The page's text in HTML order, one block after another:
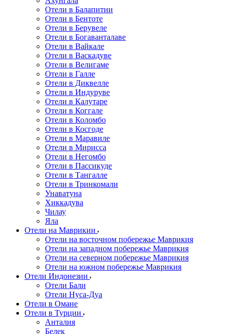
Отели в Балапитии
Отели в Бентоте
Отели в Берувеле
Отели в Богаванталаве
Отели в Вайкале
Отели в Васкадуве
Отели в Велигаме
Отели в Галле
Отели в Диквелле
Отели в Индуруве
Отели в Калутаре
Отели в Коггале
Отели в Коломбо
Отели в Косгоде
Отели в Маравиле
Отели в Мирисса
Отели в Негомбо
Отели в Пассикуде
Отели в Тангалле
Отели в Тринкомали
Унаватуна
Хиккадува
Чилау
Яла
Отели на Маврикии
Отели на восточном побережье Маврикия
Отели на западном побережье Маврикия
Отели на северном побережье Маврикия
Отели на южном побережье Маврикия
Отели Индонезии
Отели Бали
Отели Нуса-Дуа
Отели в Омане
Отели в Турции
Анталия
Белек